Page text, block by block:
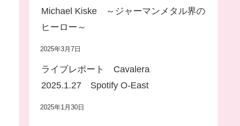
Michael Kiske ～ジャーマンメタル界の
ヒーロー～
2025年3月7日
ライブレポート Cavalera
2025.1.27 Spotify O-East
2025年1月30日